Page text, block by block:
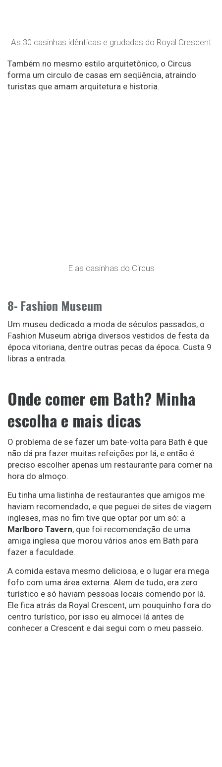
As 30 casinhas idênticas e grudadas do Royal Crescent
Também no mesmo estilo arquitetônico, o Circus
forma um circulo de casas em seqüência, atraindo
turistas que amam arquitetura e historia.
E as casinhas do Circus
8- Fashion Museum
Um museu dedicado a moda de séculos passados, o
Fashion Museum abriga diversos vestidos de festa da
época vitoriana, dentre outras pecas da época. Custa 9
libras a entrada.
Onde comer em Bath? Minha
escolha e mais dicas
O problema de se fazer um bate-volta para Bath é que
não dá pra fazer muitas refeições por lá, e então é
preciso escolher apenas um restaurante para comer na
hora do almoço.
Eu tinha uma listinha de restaurantes que amigos me
haviam recomendado, e que peguei de sites de viagem
ingleses, mas no fim tive que optar por um só: a
Marlboro Tavern, que foi recomendação de uma
amiga inglesa que morou vários anos em Bath para
fazer a faculdade.
A comida estava mesmo deliciosa, e o lugar era mega
fofo com uma área externa. Alem de tudo, era zero
turístico e só haviam pessoas locais comendo por lá.
Ele fica atrás da Royal Crescent, um pouquinho fora do
centro turístico, por isso eu almocei lá antes de
conhecer a Crescent e dai segui com o meu passeio.